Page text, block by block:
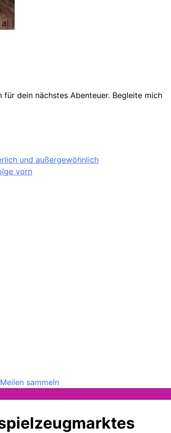
dein nächstes Abenteuer. Begleite mich
und außergewöhnlich
vorn
sammeln